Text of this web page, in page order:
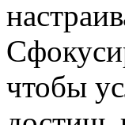
чтобы